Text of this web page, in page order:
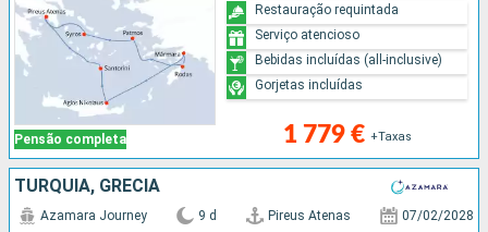
Pensão completa 1 779 € +Taxas
Restauração requintada
Serviço atencioso
Bebidas incluídas (all-inclusive)
Gorjetas incluídas
TURQUIA, GRÉCIA
Azamara Journey 9 d Pireus Atenas 07/02/2028